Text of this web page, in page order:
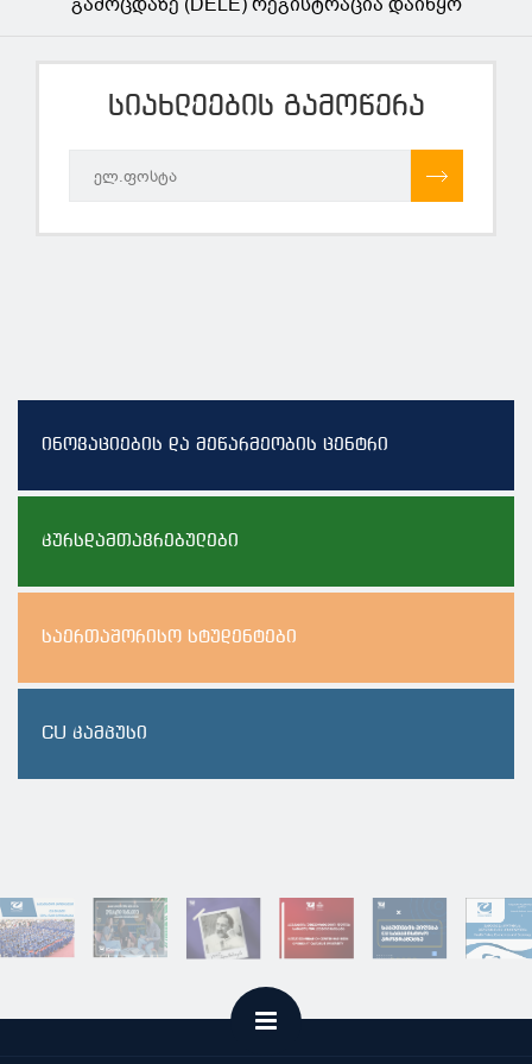
სიახლეების გამოწერა
ინოვაციების და მეწარმეობის ცენტრი
კურსდამთავრებულები
საერთაშორისო სტუდენტები
CU კამპუსი